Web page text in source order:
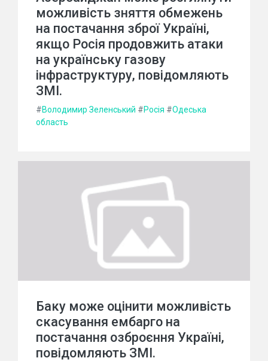
можливість зняття обмежень
на постачання зброї Україні,
якщо Росія продовжить атаки
на українську газову
інфраструктуру, повідомляють
ЗМІ.
#Володимир Зеленський #Росія #Одеська
область
Баку може оцінити можливість
скасування ембарго на
постачання озброєння Україні,
повідомляють ЗМІ.